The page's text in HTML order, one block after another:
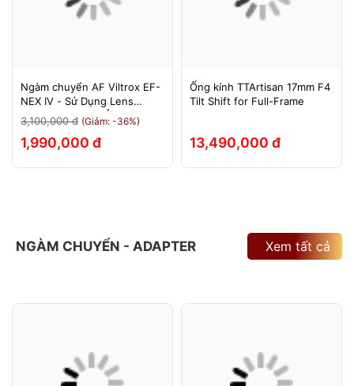
Ngàm chuyển AF Viltrox EF-
NEX IV - Sử Dụng Lens
Canon Trên Máy Ảnh Sony
E-Mount - Bảo Hành 12
Tháng.
3,100,000 đ (Giảm: -36%)
1,990,000 đ
Ống kính TTArtisan 17mm F4
Tilt Shift for Full-Frame
13,490,000 đ
NGÀM CHUYỂN - ADAPTER Xem tất cả